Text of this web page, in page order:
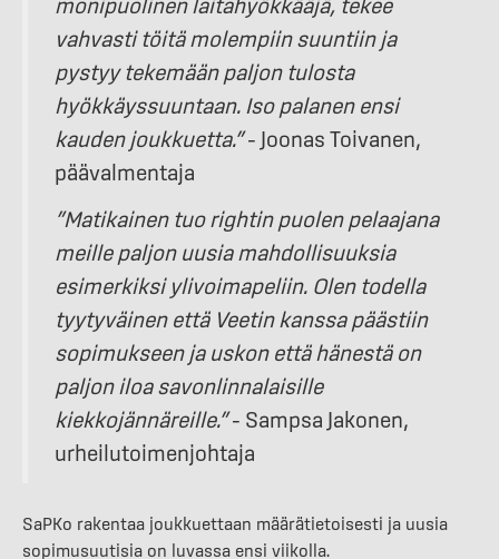
monipuolinen laitahyökkääjä, tekee
vahvasti töitä molempiin suuntiin ja
pystyy tekemään paljon tulosta
hyökkäyssuuntaan. Iso palanen ensi
kauden joukkuetta.”– Joonas Toivanen,
päävalmentaja
”Matikainen tuo rightin puolen pelaajana
meille paljon uusia mahdollisuuksia
esimerkiksi ylivoimapeliin. Olen todella
tyytyväinen että Veetin kanssa päästiin
sopimukseen ja uskon että hänestä on
paljon iloa savonlinnalaisille
kiekkojännäreille.”– Sampsa Jakonen,
urheilutoimenjohtaja
SaPKo rakentaa joukkuettaan määrätietoisesti ja uusia
sopimusuutisia on luvassa ensi viikolla.